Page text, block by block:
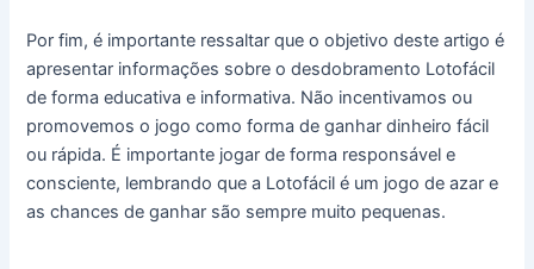
Por fim, é importante ressaltar que o objetivo deste artigo é
apresentar informações sobre o desdobramento Lotofácil
de forma educativa e informativa. Não incentivamos ou
promovemos o jogo como forma de ganhar dinheiro fácil
ou rápida. É importante jogar de forma responsável e
consciente, lembrando que a Lotofácil é um jogo de azar e
as chances de ganhar são sempre muito pequenas.